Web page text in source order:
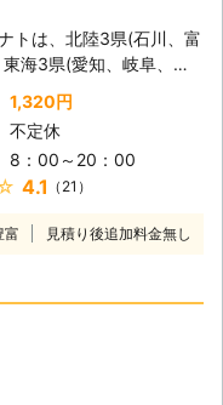
トは、北陸3県(石川、富
海3県(愛知、岐阜、三
営業展開をしている「害
の業者」です。シロアリ
に頼んでも効果がなかっ
害獣でお悩みの方、私ど
策をとって駆除いたしま
は、経験豊富なプロに
東海においてシロアリ駆
ら、株式会社ミナトに是
1,320円
不定休
8：00～20：00
4.1 （21）
富 見積り後追加料金無し